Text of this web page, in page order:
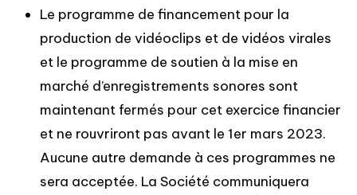
Le programme de financement pour la
production de vidéoclips et de vidéos virales
et le programme de soutien à la mise en
marché d’enregistrements sonores sont
maintenant fermés pour cet exercice financier
et ne rouvriront pas avant le 1er mars 2023.
Aucune autre demande à ces programmes ne
sera acceptée. La Société communiquera